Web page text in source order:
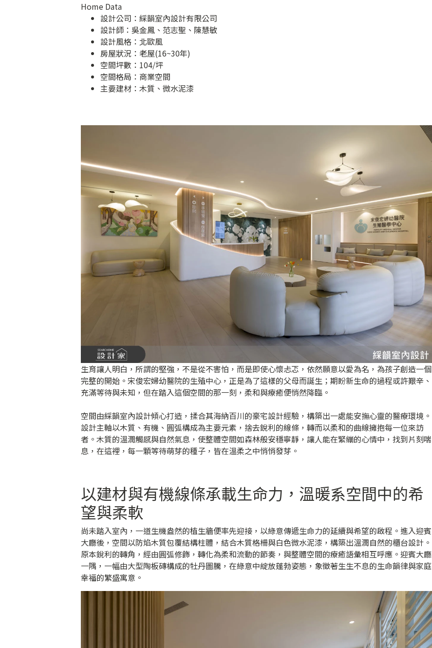
Home Data
設計公司： 綵韻室內設計有限公司
設計師：吳金鳳、范志聖、陳慧敏
設計風格：北歐風
房屋狀況：老屋(16~30年)
空間坪數：104/坪
空間格局：商業空間
主要建材：木質、微水泥漆
生育讓人明白，所謂的堅強，不是從不害怕，而是即使心懷忐忑，依然願意以愛為名，為孩子創造一個
完整的開始。宋俊宏婦幼醫院的生殖中心，正是為了這樣的父母而誕生；期盼新生命的過程或許艱辛、
充滿等待與未知，但在踏入這個空間的那一刻，柔和與療癒便悄然降臨。
空間由綵韻室內設計傾心打造，揉合其海納百川的豪宅設計經驗，構築出一處能安撫心靈的醫療環境。
設計主軸以木質、有機、圓弧構成為主要元素，捨去銳利的線條，轉而以柔和的曲線擁抱每一位來訪
者。木質的溫潤觸感與自然氣息，使整體空間如森林般安穩寧靜，讓人能在緊繃的心情中，找到片刻喘
息，在這裡，每一顆等待萌芽的種子，皆在溫柔之中悄悄發芽。
以建材與有機線條承載生命力，溫暖系空間中的希
望與柔軟
尚未踏入室內，一道生機盎然的植生牆便率先迎接，以綠意傳遞生命力的延續與希望的啟程。進入迎賓
大廳後，空間以防焰木質包覆結構柱體，結合木質格柵與白色微水泥漆，構築出溫潤自然的櫃台設計。
原本銳利的轉角，經由圓弧修飾，轉化為柔和流動的節奏，與整體空間的療癒語彙相互呼應。迎賓大廳
一隅，一幅由大型陶板磚構成的牡丹圖騰，在綠意中綻放蓬勃姿態，象徵著生生不息的生命韻律與家庭
幸福的繁盛寓意。